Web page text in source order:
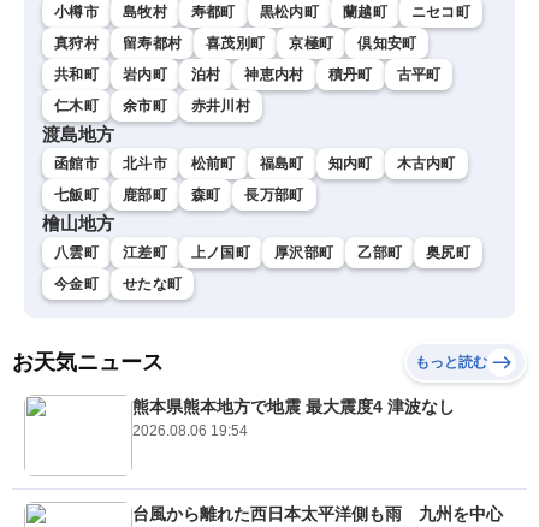
小樽市 島牧村 寿都町 黒松内町 蘭越町
ニセコ町
真狩村
留寿都村 喜茂別町 京極町
倶知安町
共和町
岩内町 泊村 神恵内村 積丹町
古平町
仁木町
余市町 赤井川村
渡島地方
函館市 北斗市 松前町 福島町 知内町
木古内町
七飯町
鹿部町 森町 長万部町
檜山地方
八雲町 江差町 上ノ国町 厚沢部町 乙部町
奥尻町
今金町
せたな町
お天気ニュース もっと読む
熊本県熊本地方で地震 最大震度4 津波なし
2026.08.06 19:54
台風から離れた西日本太平洋側も雨 九州を中心